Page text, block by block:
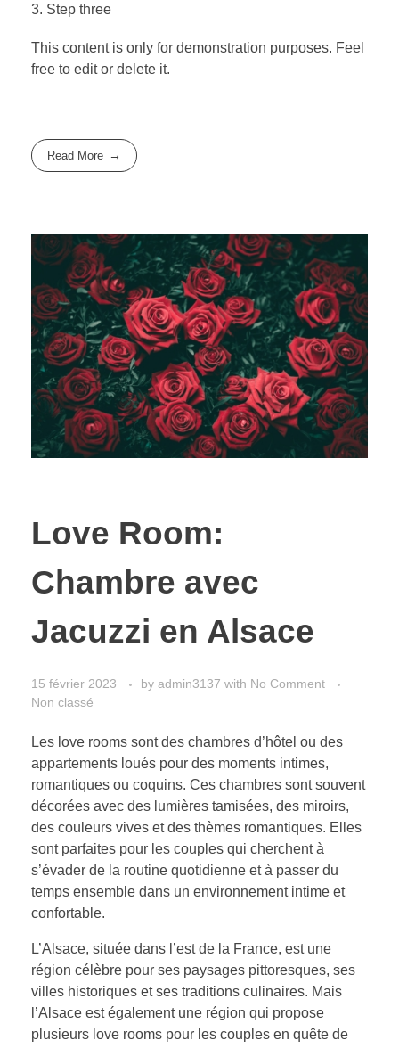
Step three
This content is only for demonstration purposes. Feel
free to edit or delete it.
Read More
Love Room:
Chambre avec
Jacuzzi en Alsace
15 février 2023 by admin3137 with No Comment
Non classé
Les love rooms sont des chambres d’hôtel ou des
appartements loués pour des moments intimes,
romantiques ou coquins. Ces chambres sont souvent
décorées avec des lumières tamisées, des miroirs,
des couleurs vives et des thèmes romantiques. Elles
sont parfaites pour les couples qui cherchent à
s’évader de la routine quotidienne et à passer du
temps ensemble dans un environnement intime et
confortable.
L’Alsace, située dans l’est de la France, est une
région célèbre pour ses paysages pittoresques, ses
villes historiques et ses traditions culinaires. Mais
l’Alsace est également une région qui propose
plusieurs love rooms pour les couples en quête de